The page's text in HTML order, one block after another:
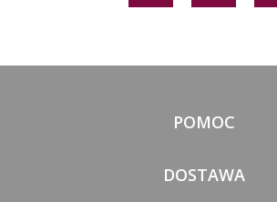
POMOC
DOSTAWA